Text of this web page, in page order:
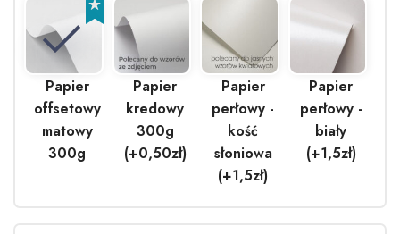
Papier
offsetowy
matowy
300g
Papier
kredowy
300g
(+0,50zł)
Papier
perłowy -
kość
słoniowa
(+1,5zł)
Papier
perłowy -
biały
(+1,5zł)